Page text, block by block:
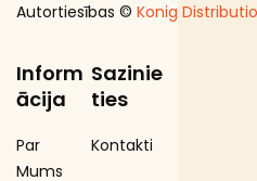
Autortiesības © Konig
Inform
ācija
Par
Mums
Sazinie
ties
Kontakti